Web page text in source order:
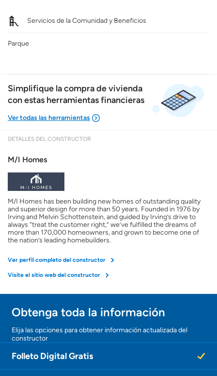
Servicios de la Comunidad y Beneficios
Parque
Simplifique la compra de vivienda
con estas herramientas financieras
Obtener mi puntaje de crédito
Calcular mi hipoteca
Obtener Aprobación Previa
Seguro de propietarios
Obtener ofertas por mi casa
DETALLES DEL CONSTRUCTOR
M/I Homes
M/I Homes has been building new homes of outstanding quality
and superior design for more than 50 years. Founded in 1976 by
Irving and Melvin Schottenstein, and guided by Irving’s drive to
always “treat the customer right,” we’ve fulfilled the dreams of
more than 170,000 homeowners, and grown to become one of
the nation’s leading homebuilders.
Ver perfil completo del constructor
Visite el sitio web del constructor
¡Gracias!
¡
n
Obtenga toda la información
Elija las opciones para obtener información actualizada del
constructor
Folleto Digital Gratis